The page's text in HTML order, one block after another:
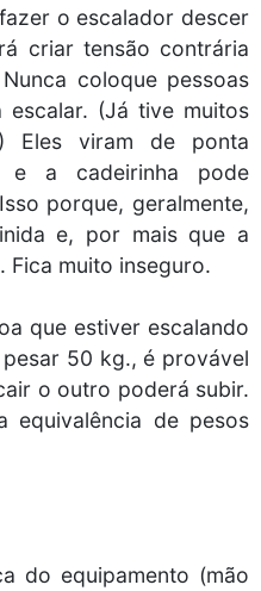
o escalador descer
criar tensão contrária
coloque pessoas
(Já tive muitos
Eles viram de ponta
e a cadeirinha pode
porque, geralmente,
e, por mais que a
muito inseguro.
que estiver escalando
50 kg., é provável
o outro poderá subir.
equivalência de pesos
do equipamento (mão